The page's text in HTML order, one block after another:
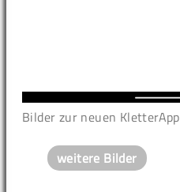
Bilder zur neuen KletterApp
weitere Bilder